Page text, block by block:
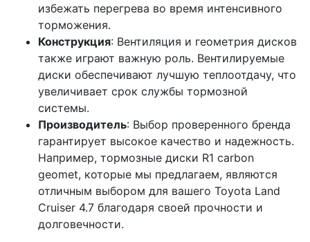
избежать перегрева во время интенсивного
торможения.
Конструкция: Вентиляция и геометрия дисков
также играют важную роль. Вентилируемые
диски обеспечивают лучшую теплоотдачу, что
увеличивает срок службы тормозной
системы.
Производитель: Выбор проверенного бренда
гарантирует высокое качество и надежность.
Например, тормозные диски R1 carbon
geomet, которые мы предлагаем, являются
отличным выбором для вашего Toyota Land
Cruiser 4.7 благодаря своей прочности и
долговечности.